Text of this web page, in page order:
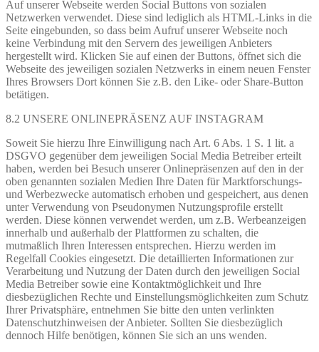
Auf unserer Webseite werden Social Buttons von sozialen
Netzwerken verwendet. Diese sind lediglich als HTML-Links in die
Seite eingebunden, so dass beim Aufruf unserer Webseite noch
keine Verbindung mit den Servern des jeweiligen Anbieters
hergestellt wird. Klicken Sie auf einen der Buttons, öffnet sich die
Webseite des jeweiligen sozialen Netzwerks in einem neuen Fenster
Ihres Browsers Dort können Sie z.B. den Like- oder Share-Button
betätigen.
8.2 UNSERE ONLINEPRÄSENZ AUF INSTAGRAM
Soweit Sie hierzu Ihre Einwilligung nach Art. 6 Abs. 1 S. 1 lit. a
DSGVO gegenüber dem jeweiligen Social Media Betreiber erteilt
haben, werden bei Besuch unserer Onlinepräsenzen auf den in der
oben genannten sozialen Medien Ihre Daten für Marktforschungs-
und Werbezwecke automatisch erhoben und gespeichert, aus denen
unter Verwendung von Pseudonymen Nutzungsprofile erstellt
werden. Diese können verwendet werden, um z.B. Werbeanzeigen
innerhalb und außerhalb der Plattformen zu schalten, die
mutmaßlich Ihren Interessen entsprechen. Hierzu werden im
Regelfall Cookies eingesetzt. Die detaillierten Informationen zur
Verarbeitung und Nutzung der Daten durch den jeweiligen Social
Media Betreiber sowie eine Kontaktmöglichkeit und Ihre
diesbezüglichen Rechte und Einstellungsmöglichkeiten zum Schutz
Ihrer Privatsphäre, entnehmen Sie bitte den unten verlinkten
Datenschutzhinweisen der Anbieter. Sollten Sie diesbezüglich
dennoch Hilfe benötigen, können Sie sich an uns wenden.